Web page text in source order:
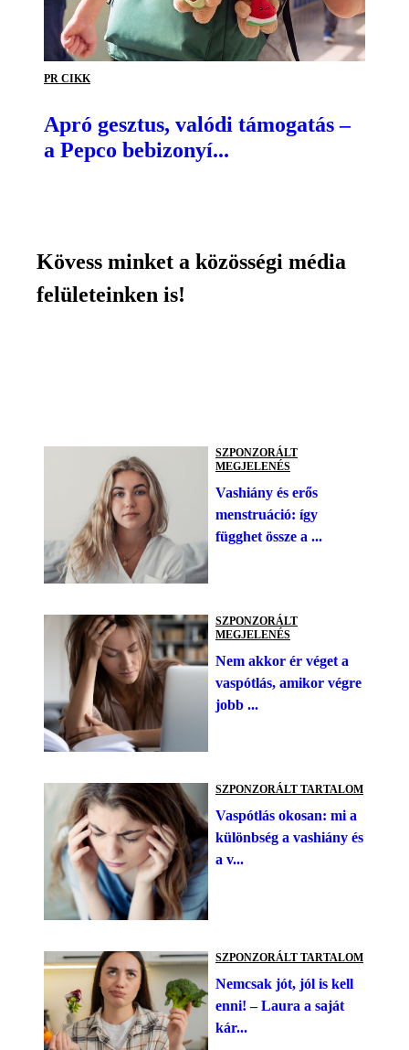
PR CIKK
Apró gesztus, valódi támogatás –
a Pepco bebizonyí...
Kövess minket a közösségi média
felületeinken is!
SZPONZORÁLT
MEGJELENÉS
Vashiány és erős
menstruáció: így
függhet össze a ...
SZPONZORÁLT
MEGJELENÉS
Nem akkor ér véget a
vaspótlás, amikor végre
jobb ...
SZPONZORÁLT TARTALOM
Vaspótlás okosan: mi a
különbség a vashiány és
a v...
SZPONZORÁLT TARTALOM
Nemcsak jót, jól is kell
enni! – Laura a saját
kár...